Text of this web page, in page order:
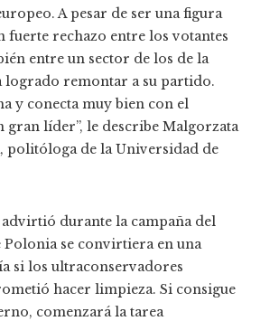
A pesar de ser una figura
fuerte rechazo entre los votantes
entre un sector de los de la
logrado remontar a su partido.
y conecta muy bien con el
gran líder”, le describe Malgorzata
politóloga de la Universidad de
durante la campaña del
Polonia se convirtiera en una
si los ultraconservadores
hacer limpieza. Si consigue
comenzará la tarea